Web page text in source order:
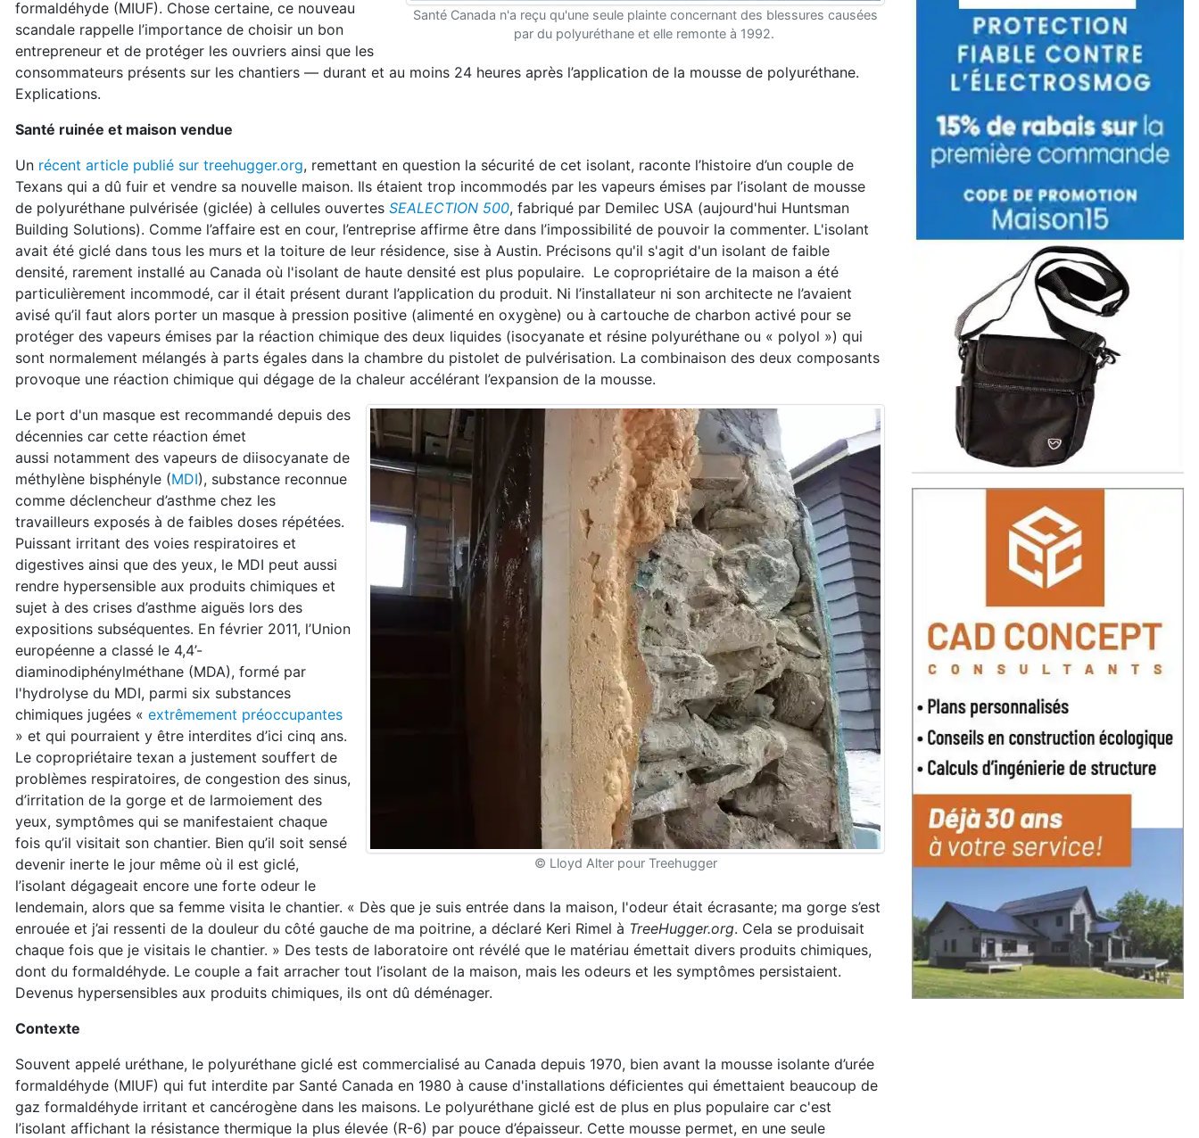
Santé Canada n'a reçu qu'une seule plainte concernant des blessures causées
par du polyuréthane et elle remonte à 1992.
formaldéhyde (MIUF). Chose certaine, ce nouveau
scandale rappelle l’importance de choisir un bon
entrepreneur et de protéger les ouvriers ainsi que les
consommateurs présents sur les chantiers — durant et au moins 24 heures après l’application de la mousse de polyuréthane.
Explications.
Santé ruinée et maison vendue
Un récent article publié sur treehugger.org, remettant en question la sécurité de cet isolant, raconte l’histoire d’un couple de
Texans qui a dû fuir et vendre sa nouvelle maison. Ils étaient trop incommodés par les vapeurs émises par l’isolant de mousse
de polyuréthane pulvérisée (giclée) à cellules ouvertes SEALECTION 500, fabriqué par Demilec USA (aujourd'hui Huntsman
Building Solutions). Comme l’affaire est en cour, l’entreprise affirme être dans l’impossibilité de pouvoir la commenter. L'isolant
avait été giclé dans tous les murs et la toiture de leur résidence, sise à Austin. Précisons qu'il s'agit d'un isolant de faible
densité, rarement installé au Canada où l'isolant de haute densité est plus populaire. Le copropriétaire de la maison a été
particulièrement incommodé, car il était présent durant l’application du produit. Ni l’installateur ni son architecte ne l’avaient
avisé qu’il faut alors porter un masque à pression positive (alimenté en oxygène) ou à cartouche de charbon activé pour se
protéger des vapeurs émises par la réaction chimique des deux liquides (isocyanate et résine polyuréthane ou « polyol ») qui
sont normalement mélangés à parts égales dans la chambre du pistolet de pulvérisation. La combinaison des deux composants
provoque une réaction chimique qui dégage de la chaleur accélérant l’expansion de la mousse.
© Lloyd Alter pour Treehugger
Le port d'un masque est recommandé depuis des
décennies car cette réaction émet
aussi notamment des vapeurs de diisocyanate de
méthylène bisphényle (MDI), substance reconnue
comme déclencheur d’asthme chez les
travailleurs exposés à de faibles doses répétées.
Puissant irritant des voies respiratoires et
digestives ainsi que des yeux, le MDI peut aussi
rendre hypersensible aux produits chimiques et
sujet à des crises d’asthme aiguës lors des
expositions subséquentes. En février 2011, l’Union
européenne a classé le 4,4’-
diaminodiphénylméthane (MDA), formé par
l'hydrolyse du MDI, parmi six substances
chimiques jugées « extrêmement préoccupantes
» et qui pourraient y être interdites d’ici cinq ans.
Le copropriétaire texan a justement souffert de
problèmes respiratoires, de congestion des sinus,
d’irritation de la gorge et de larmoiement des
yeux, symptômes qui se manifestaient chaque
fois qu’il visitait son chantier. Bien qu’il soit sensé
devenir inerte le jour même où il est giclé,
l’isolant dégageait encore une forte odeur le
lendemain, alors que sa femme visita le chantier. « Dès que je suis entrée dans la maison, l'odeur était écrasante; ma gorge s’est
enrouée et j’ai ressenti de la douleur du côté gauche de ma poitrine, a déclaré Keri Rimel à TreeHugger.org. Cela se produisait
chaque fois que je visitais le chantier. » Des tests de laboratoire ont révélé que le matériau émettait divers produits chimiques,
dont du formaldéhyde. Le couple a fait arracher tout l’isolant de la maison, mais les odeurs et les symptômes persistaient.
Devenus hypersensibles aux produits chimiques, ils ont dû déménager.
Contexte
Souvent appelé uréthane, le polyuréthane giclé est commercialisé au Canada depuis 1970, bien avant la mousse isolante d’urée
formaldéhyde (MIUF) qui fut interdite par Santé Canada en 1980 à cause d'installations déficientes qui émettaient beaucoup de
gaz formaldéhyde irritant et cancérogène dans les maisons. Le polyuréthane giclé est de plus en plus populaire car c'est
l’isolant affichant la résistance thermique la plus élevée (R-6) par pouce d’épaisseur. Cette mousse permet, en une seule